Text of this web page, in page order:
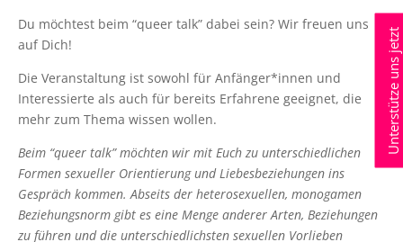
Du möchtest beim “queer talk” dabei sein? Wir freuen uns
auf Dich!
Die Veranstaltung ist sowohl für Anfänger*innen und
Interessierte als auch für bereits Erfahrene geeignet, die
mehr zum Thema wissen wollen.
Beim “queer talk” möchten wir mit Euch zu unterschiedlichen
Formen sexueller Orientierung und Liebesbeziehungen ins
Gespräch kommen. Abseits der heterosexuellen, monogamen
Beziehungsnorm gibt es eine Menge anderer Arten, Beziehungen
zu führen und die unterschiedlichsten sexuellen Vorlieben
Unterstütze uns jetzt